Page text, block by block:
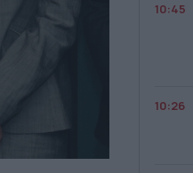
10:45
10:26